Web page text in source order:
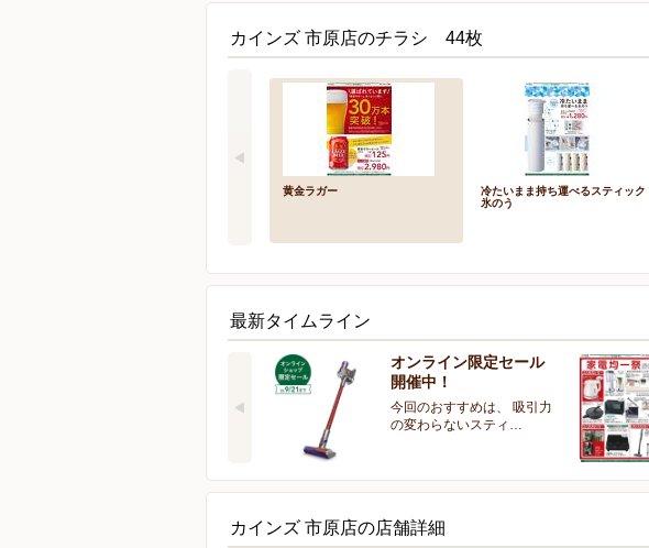
カインズ 市原店のチラシ 44枚
黄金ラガー
冷たいまま持ち運べるスティック
氷のう
最新タイムライン
オンライン限定セール
開催中！
今回のおすすめは、 吸引力
の変わらないスティ…
カインズ 市原店の店舗詳細